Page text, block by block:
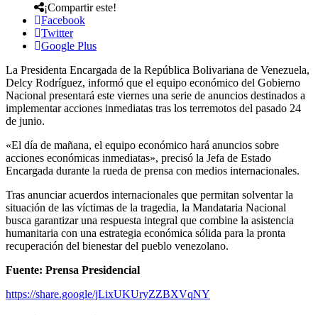
¡Compartir este!
Facebook
Twitter
Google Plus
La Presidenta Encargada de la República Bolivariana de Venezuela,
Delcy Rodríguez, informó que el equipo económico del Gobierno
Nacional presentará este viernes una serie de anuncios destinados a
implementar acciones inmediatas tras los terremotos del pasado 24
de junio.
«El día de mañana, el equipo económico hará anuncios sobre
acciones económicas inmediatas», precisó la Jefa de Estado
Encargada durante la rueda de prensa con medios internacionales.
Tras anunciar acuerdos internacionales que permitan solventar la
situación de las víctimas de la tragedia, la Mandataria Nacional
busca garantizar una respuesta integral que combine la asistencia
humanitaria con una estrategia económica sólida para la pronta
recuperación del bienestar del pueblo venezolano.
Fuente: Prensa Presidencial
https://share.google/jLixUKUryZZBXVqNY